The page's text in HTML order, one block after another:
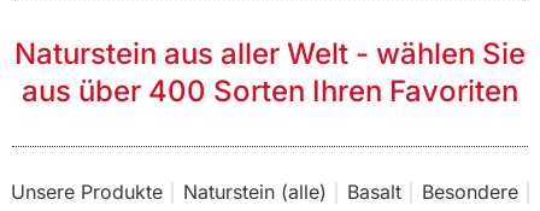
Naturstein aus aller Welt - wählen Sie
aus über 400 Sorten Ihren Favoriten
Unsere Produkte Naturstein (alle) Basalt
Besondere